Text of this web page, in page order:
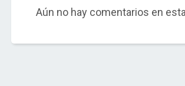
Aún no hay comentarios en